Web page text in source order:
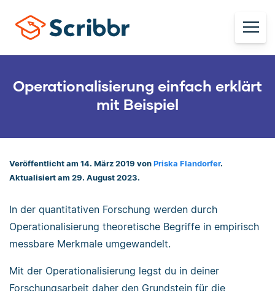
Operationalisierung einfach erklärt
mit Beispiel
Veröffentlicht am 14. März 2019 von Priska Flandorfer.
Aktualisiert am 29. August 2023.
In der quantitativen Forschung werden durch
Operationalisierung theoretische Begriffe in empirisch
messbare Merkmale umgewandelt.
Mit der Operationalisierung legst du in deiner
Forschungsarbeit daher den Grundstein für die